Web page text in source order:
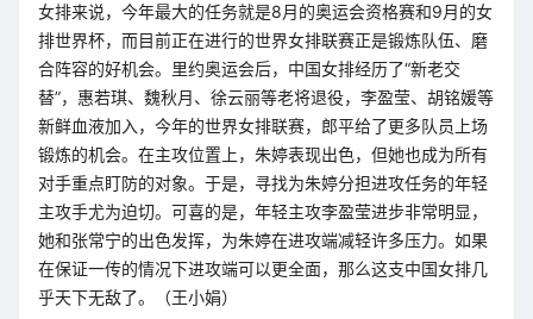
女排来说，今年最大的任务就是8月的奥运会资格赛和9月的女
排世界杯，而目前正在进行的世界女排联赛正是锻炼队伍、磨
合阵容的好机会。里约奥运会后，中国女排经历了“新老交
替”，惠若琪、魏秋月、徐云丽等老将退役，李盈莹、胡铭媛等
新鲜血液加入，今年的世界女排联赛，郎平给了更多队员上场
锻炼的机会。在主攻位置上，朱婷表现出色，但她也成为所有
对手重点盯防的对象。于是，寻找为朱婷分担进攻任务的年轻
主攻手尤为迫切。可喜的是，年轻主攻李盈莹进步非常明显，
她和张常宁的出色发挥，为朱婷在进攻端减轻许多压力。如果
在保证一传的情况下进攻端可以更全面，那么这支中国女排几
乎天下无敌了。（王小娟）